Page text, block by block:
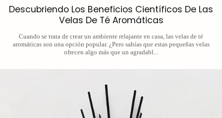
Descubriendo Los Beneficios Científicos De Las
Velas De Té Aromáticas
Cuando se trata de crear un ambiente relajante en casa, las velas de té
aromáticas son una opción popular. ¿Pero sabías que estas pequeñas velas
ofrecen algo más que un agradabl...